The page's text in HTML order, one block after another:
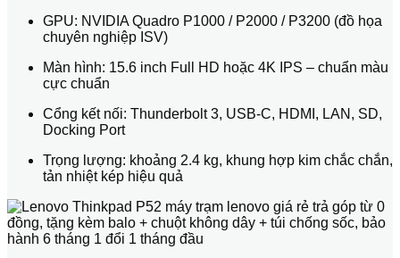
GPU: NVIDIA Quadro P1000 / P2000 / P3200 (đồ họa
chuyên nghiệp ISV)
Màn hình: 15.6 inch Full HD hoặc 4K IPS – chuẩn màu
cực chuẩn
Cổng kết nối: Thunderbolt 3, USB-C, HDMI, LAN, SD,
Docking Port
Trọng lượng: khoảng 2.4 kg, khung hợp kim chắc chắn,
tản nhiệt kép hiệu quả